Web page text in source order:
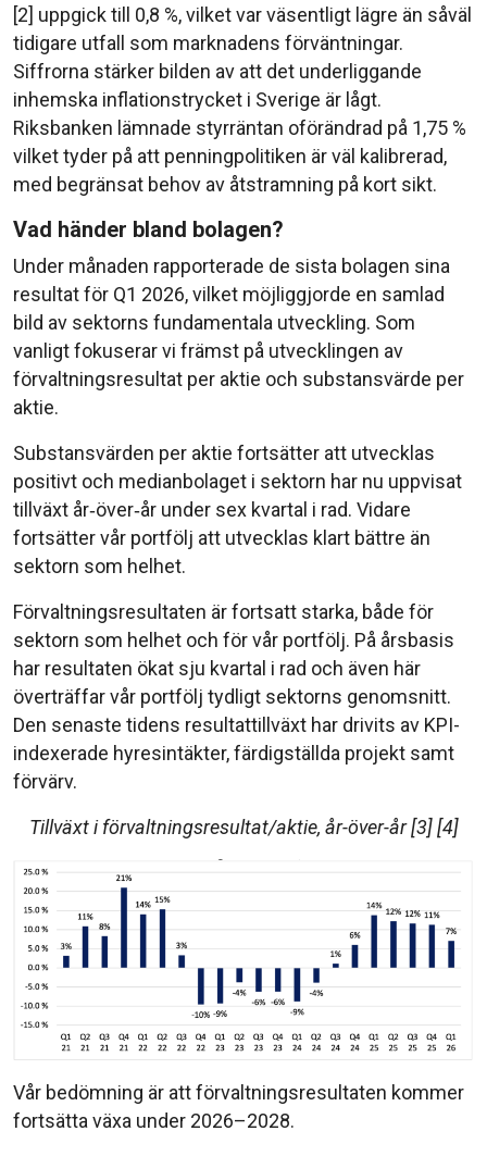
[2] uppgick till 0,8 %, vilket var väsentligt lägre än såväl
tidigare utfall som marknadens förväntningar.
Siffrorna stärker bilden av att det underliggande
inhemska inflationstrycket i Sverige är lågt.
Riksbanken lämnade styrräntan oförändrad på 1,75 %
vilket tyder på att penningpolitiken är väl kalibrerad,
med begränsat behov av åtstramning på kort sikt.
Vad händer bland bolagen?
Under månaden rapporterade de sista bolagen sina
resultat för Q1 2026, vilket möjliggjorde en samlad
bild av sektorns fundamentala utveckling. Som
vanligt fokuserar vi främst på utvecklingen av
förvaltningsresultat per aktie och substansvärde per
aktie.
Substansvärden per aktie fortsätter att utvecklas
positivt och medianbolaget i sektorn har nu uppvisat
tillväxt år‑över‑år under sex kvartal i rad. Vidare
fortsätter vår portfölj att utvecklas klart bättre än
sektorn som helhet.
Förvaltningsresultaten är fortsatt starka, både för
sektorn som helhet och för vår portfölj. På årsbasis
har resultaten ökat sju kvartal i rad och även här
överträffar vår portfölj tydligt sektorns genomsnitt.
Den senaste tidens resultattillväxt har drivits av KPI-
indexerade hyresintäkter, färdigställda projekt samt
förvärv.
Tillväxt i förvaltningsresultat/aktie, år-över-år [3] [4]
Vår bedömning är att förvaltningsresultaten kommer
fortsätta växa under 2026–2028.